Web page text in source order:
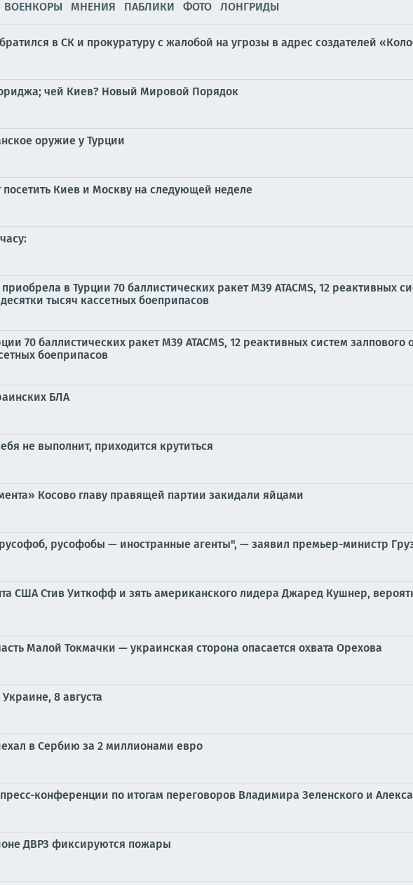
ВОЕНКОРЫ МНЕНИЯ ПАБЛИКИ ФОТО ЛОНГРИДЫ
в СК и прокуратуру с жалобой на угрозы в адрес создателей
чей Киев? Новый Мировой Порядок
оружие у Турции
Киев и Москву на следующей неделе
в Турции 70 баллистических ракет M39 ATACMS, 12 реактивных
десятки тысяч кассетных боеприпасов
70 баллистических ракет M39 ATACMS, 12 реактивных систем залпового
боеприпасов
БЛА
не выполнит, приходится крутиться
Косово главу правящей партии закидали яйцами
русофобы — иностранные агенты", — заявил премьер-министр
США Стив Уиткофф и зять американского лидера Джаред Кушнер,
Малой Токмачки — украинская сторона опасается охвата Орехова
8 августа
в Сербию за 2 миллионами евро
конференции по итогам переговоров Владимира Зеленского и
ДВРЗ фиксируются пожары